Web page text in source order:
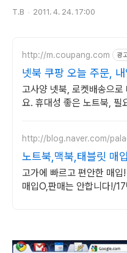
T.B 2011. 4. 24. 17:00
http://m.coupang.com 광
넷북 쿠팡 오늘 주문,
고사양 넷북, 로켓배송으로
요. 휴대성 좋은 노트북, 필
http://blog.naver.com/
노트북,맥북,태블릿 매
입 회사
고가에 빠르고 편안한 매입
매입O,판매는 안합니다!/17년된